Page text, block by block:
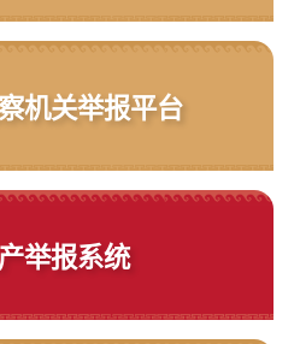
机关举报平台
举报系统